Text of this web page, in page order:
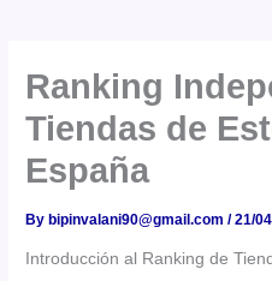
Ranking
Tiendas de
España
Bybipinvalani90@gmail.com/21/
Introducción al Ranking de